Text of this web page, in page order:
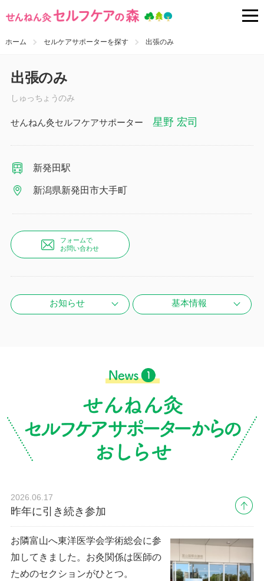
ホーム セルケアサポーターを探す 出張のみ
出張のみ
しゅっちょうのみ
せんねん灸セルフケアサポーター 星野 宏司
新発田駅
新潟県新発田市大手町
フォームで
お問い合わせ
お知らせ 基本情報
2026.06.17
昨年に引き続き参加
お隣富山へ東洋医学会学術総会に参
加してきました。お灸関係は医師の
ためのセクションがひとつ。